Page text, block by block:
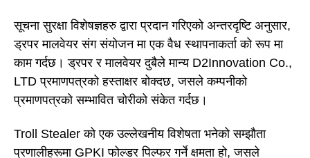
सूचना सुरक्षा विशेषज्ञहरु द्वारा प्रदान गरिएको अन्तरदृष्टि अनुसार,
ड्रपर मालवेयर संग संयोजन मा एक वैध स्थापनाकर्ता को रूप मा
काम गर्दछ। ड्रपर र मालवेयर दुबैले मान्य D2Innovation Co.,
LTD प्रमाणपत्रको हस्ताक्षर बोक्दछ, जसले कम्पनीको
प्रमाणपत्रको सम्भावित चोरीको संकेत गर्दछ।
Troll Stealer को एक उल्लेखनीय विशेषता भनेको सम्झौता
प्रणालीहरूमा GPKI फोल्डर पिल्फर गर्ने क्षमता हो, जसले